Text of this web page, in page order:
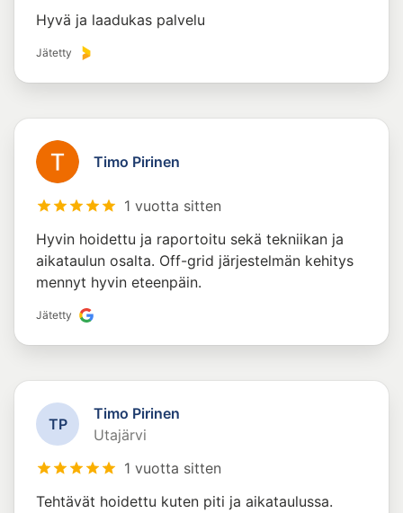
Hyvä ja laadukas palvelu
Jätetty
Timo Pirinen
1 vuotta sitten
Hyvin hoidettu ja raportoitu sekä tekniikan ja
aikataulun osalta. Off-grid järjestelmän kehitys
mennyt hyvin eteenpäin.
Jätetty
TP
Timo Pirinen
Utajärvi
1 vuotta sitten
Tehtävät hoidettu kuten piti ja aikataulussa.